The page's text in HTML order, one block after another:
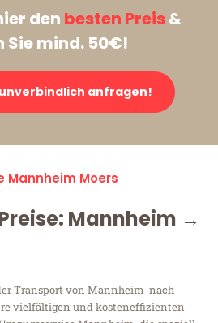
den besten Preis&
Sie mind. 50€!
anfragen!
Mannheim Moers
Mannheim →
Transport von Mannheim nach
vielfältigen und kosteneffizienten